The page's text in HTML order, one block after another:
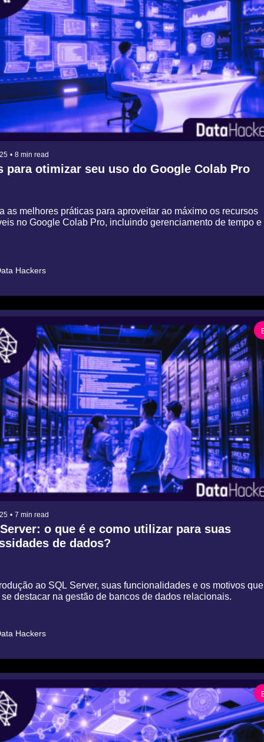
• 8 min read
para otimizar seu uso do Google Colab Pro
as melhores práticas para aproveitar ao máximo os recursos
no Google Colab Pro, incluindo gerenciamento de tempo e
Hackers
• 7 min read
o que é e como utilizar para suas
de dados?
ao SQL Server, suas funcionalidades e os motivos
destacar na gestão de bancos de dados relacionais.
Hackers